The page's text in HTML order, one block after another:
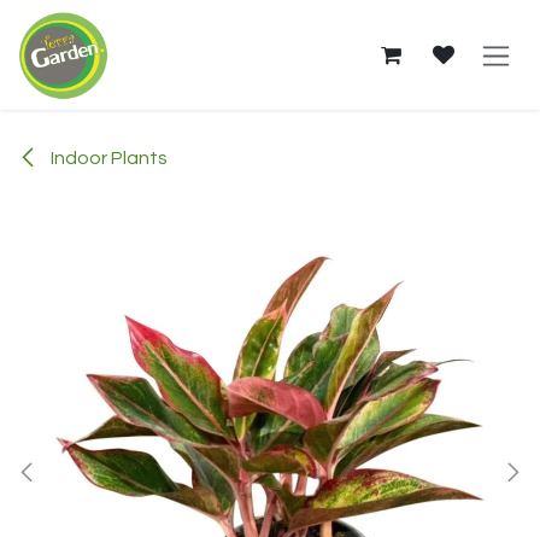
Skip to Content
Indoor Plants